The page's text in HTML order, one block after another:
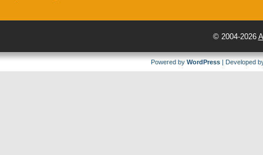
© 2004-2026
Powered by WordPress | Developed